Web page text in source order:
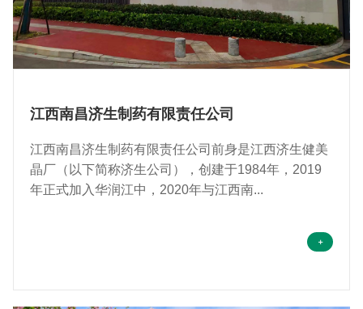
江西南昌济生制药有限责任公司
江西南昌济生制药有限责任公司前身是江西济生健美
晶厂（以下简称济生公司），创建于1984年，2019
年正式加入华润江中，2020年与江西南...